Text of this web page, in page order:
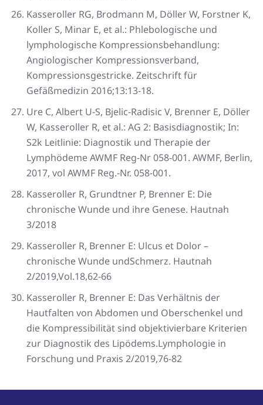
Kasseroller RG, Brodmann M, Döller W, Forstner K,
Koller S, Minar E, et al.: Phlebologische und
lymphologische Kompressionsbehandlung:
Angiologischer Kompressionsverband,
Kompressionsgestricke. Zeitschrift für
Gefäßmedizin 2016;13:13-18.
Ure C, Albert U-S, Bjelic-Radisic V, Brenner E, Döller
W, Kasseroller R, et al.: AG 2: Basisdiagnostik; In:
S2k Leitlinie: Diagnostik und Therapie der
Lymphödeme AWMF Reg-Nr 058-001. AWMF, Berlin,
2017, vol AWMF Reg.-Nr. 058-001.
Kasseroller R, Grundtner P, Brenner E: Die
chronische Wunde und ihre Genese. Hautnah
3/2018
Kasseroller R, Brenner E: Ulcus et Dolor –
chronische Wunde undSchmerz. Hautnah
2/2019,Vol.18,62-66
Kasseroller R, Brenner E: Das Verhältnis der
Hautfalten von Abdomen und Oberschenkel und
die Kompressibilität sind objektivierbare Kriterien
zur Diagnostik des Lipödems.Lymphologie in
Forschung und Praxis 2/2019,76-82